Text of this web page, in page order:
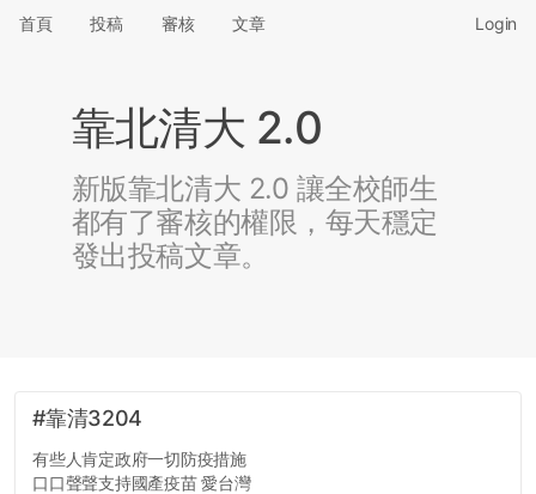
首頁 投稿 審核 文章 Login
靠北清大 2.0
新版靠北清大 2.0 讓全校師生
都有了審核的權限，每天穩定
發出投稿文章。
#靠清3204
有些人肯定政府一切防疫措施
口口聲聲支持國產疫苗 愛台灣